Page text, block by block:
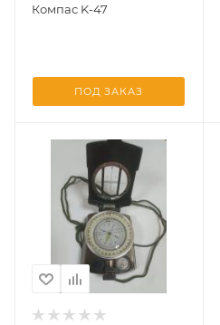
Компас K-47
ПОД ЗАКАЗ